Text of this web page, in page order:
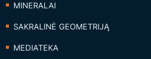
MINERALAI
SAKRALINĖ GEOMETRIJĄ
MEDIATEKA